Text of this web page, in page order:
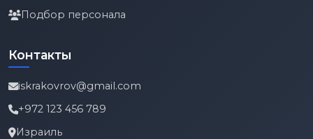
Подбор персонала
Контакты
iskrakovrov@gmail.com
+972 123 456 789
Израиль